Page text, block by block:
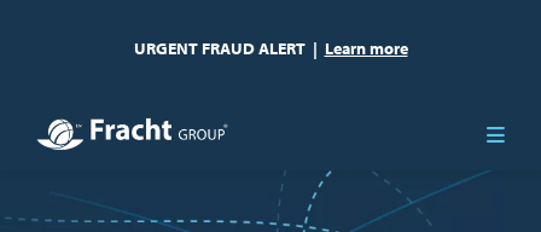
URGENT FRAUD ALERT | Learn more